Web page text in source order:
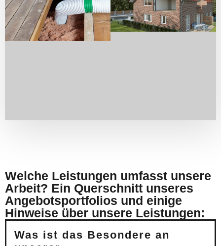
Welche Leistungen umfasst unsere
Arbeit? Ein Querschnitt unseres
Angebotsportfolios und einige
Hinweise über unsere Leistungen:
Was ist das Besondere an